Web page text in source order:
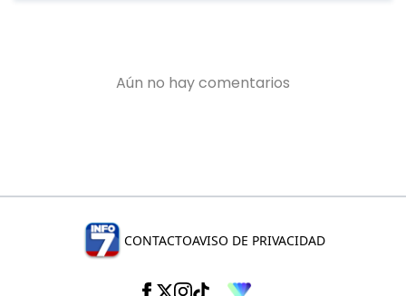
CONTACTOAVISO DE PRIVACIDAD